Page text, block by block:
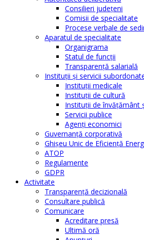
Consilieri judeţeni
Comisii de specialitate
Procese verbale de
Aparatul de specialitate
Organigrama
Statul de funcții
Transparență salarială
Instituţii şi servicii
Instituţii medicale
Instituţii de cultură
Instituţii de învăţământ
Servicii publice
Agenţi economici
Guvernanță corporativă
Ghişeu Unic de Eficienţă
ATOP
Regulamente
GDPR
Activitate
Transparenţă decizională
Consultare publică
Comunicare
Acreditare presă
Ultimă oră